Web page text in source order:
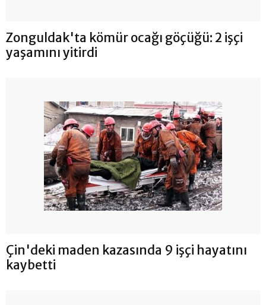
Zonguldak'ta kömür ocağı göçüğü: 2 işçi
yaşamını yitirdi
Çin'deki maden kazasında 9 işçi hayatını
kaybetti